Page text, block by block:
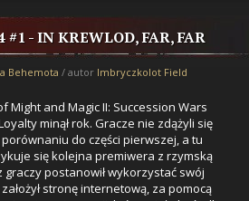
#1 - IN KREWLOD, FAR, FAR
Behemota / autor Imbryczkolot Field
Might and Magic II: Succession Wars
minął rok. Gracze nie zdążyli się
do części pierwszej, a tu
się kolejna premiwera z rzymską
graczy postanowił wykorzystać swój
stronę internetową, za pomocą